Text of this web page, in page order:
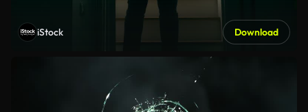
iStock Download